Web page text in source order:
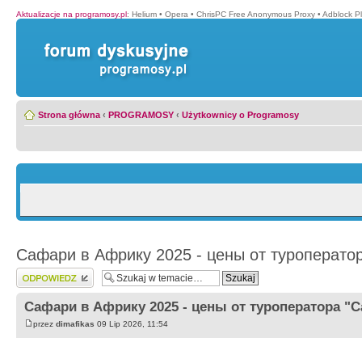
Aktualizacje na programosy.pl: Helium • Opera • ChrisPC Free Anonymous Proxy • Adblock
Strona główna ‹ PROGRAMOSY ‹ Użytkownicy o Programosy
Сафари в Африку 2025 - цены от
Wyślij odpowiedź
Сафари в Африку 2025 - цены от туроператора
przez dimafikas 09 Lip 2026, 11:54